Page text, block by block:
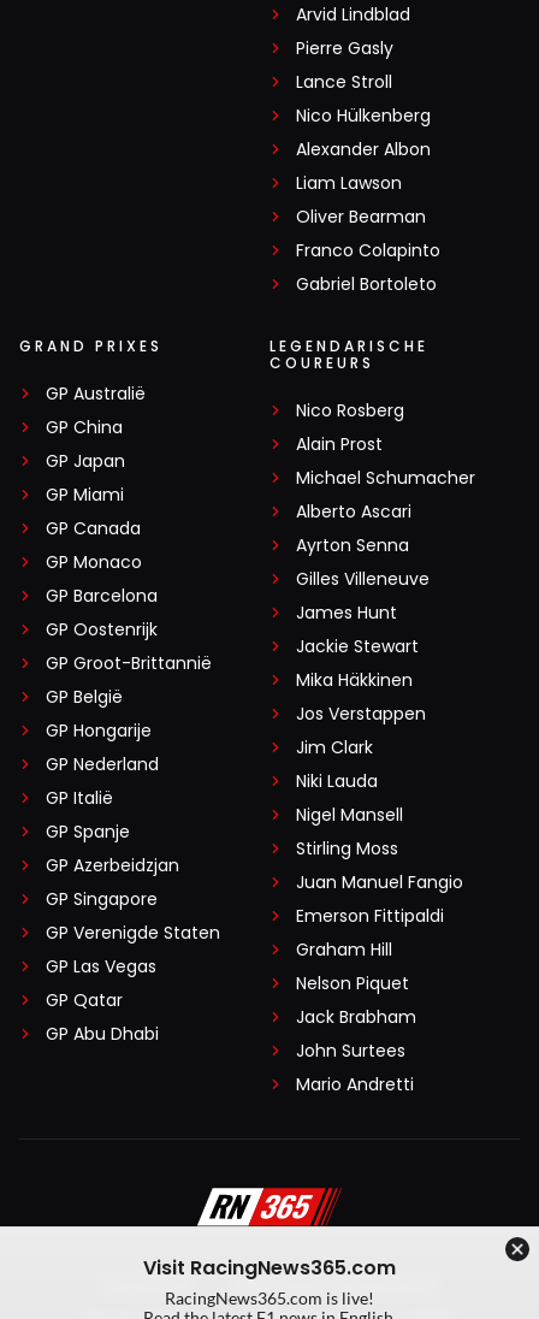
Arvid Lindblad
Pierre Gasly
Lance Stroll
Nico Hülkenberg
Alexander Albon
Liam Lawson
Oliver Bearman
Franco Colapinto
Gabriel Bortoleto
GRAND PRIXES
GP Australië
GP China
GP Japan
GP Miami
GP Canada
GP Monaco
GP Barcelona
GP Oostenrijk
GP Groot-Brittannië
GP België
GP Hongarije
GP Nederland
GP Italië
GP Spanje
GP Azerbeidzjan
GP Singapore
GP Verenigde Staten
GP Las Vegas
GP Qatar
GP Abu Dhabi
LEGENDARISCHE
COUREURS
Nico Rosberg
Alain Prost
Michael Schumacher
Alberto Ascari
Ayrton Senna
Gilles Villeneuve
James Hunt
Jackie Stewart
Mika Häkkinen
Jos Verstappen
Jim Clark
Niki Lauda
Nigel Mansell
Stirling Moss
Juan Manuel Fangio
Emerson Fittipaldi
Graham Hill
Nelson Piquet
Jack Brabham
John Surtees
Mario Andretti
Algemene voorwaarden
Visit RacingNews365.com
RacingNews365.com is live!